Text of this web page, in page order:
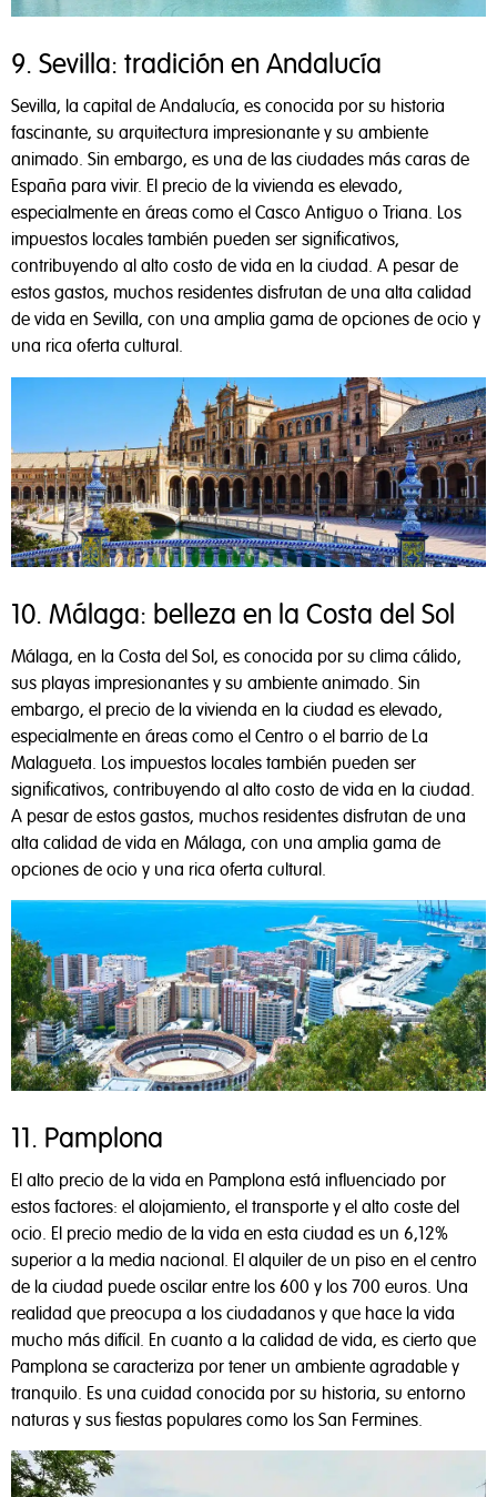
9. Sevilla: tradición en Andalucía
Sevilla, la capital de Andalucía, es conocida por su historia
fascinante, su arquitectura impresionante y su ambiente
animado. Sin embargo, es una de las ciudades más caras de
España para vivir. El precio de la vivienda es elevado,
especialmente en áreas como el Casco Antiguo o Triana. Los
impuestos locales también pueden ser significativos,
contribuyendo al alto costo de vida en la ciudad. A pesar de
estos gastos, muchos residentes disfrutan de una alta calidad
de vida en Sevilla, con una amplia gama de opciones de ocio y
una rica oferta cultural.
10. Málaga: belleza en la Costa del Sol
Málaga, en la Costa del Sol, es conocida por su clima cálido,
sus playas impresionantes y su ambiente animado. Sin
embargo, el precio de la vivienda en la ciudad es elevado,
especialmente en áreas como el Centro o el barrio de La
Malagueta. Los impuestos locales también pueden ser
significativos, contribuyendo al alto costo de vida en la ciudad.
A pesar de estos gastos, muchos residentes disfrutan de una
alta calidad de vida en Málaga, con una amplia gama de
opciones de ocio y una rica oferta cultural.
11. Pamplona
El alto precio de la vida en Pamplona está influenciado por
estos factores: el alojamiento, el transporte y el alto coste del
ocio. El precio medio de la vida en esta ciudad es un 6,12%
superior a la media nacional. El alquiler de un piso en el centro
de la ciudad puede oscilar entre los 600 y los 700 euros. Una
realidad que preocupa a los ciudadanos y que hace la vida
mucho más difícil. En cuanto a la calidad de vida, es cierto que
Pamplona se caracteriza por tener un ambiente agradable y
tranquilo. Es una cuidad conocida por su historia, su entorno
naturas y sus fiestas populares como los San Fermines.